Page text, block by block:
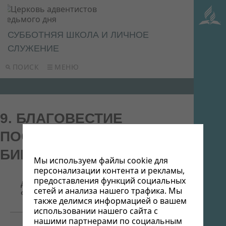
ПОИСК МЕНЮ
СУББОТНЯЯ ШКОЛА И ЛИЧНОЕ
СЛУЖЕНИЕ
9. БЛАГОВЕСТИЕ
ПОСРЕДСТВОМ
БИБЛЕЙСКОЙ БЕСЕДЫ
Дата
файла
Название/
Ссылка для
скачивания
Описание
Мы используем файлы cookie для
персонализации контента и рекламы,
предоставления функций социальных
сетей и анализа нашего трафика. Мы
также делимся информацией о вашем
использовании нашего сайта с
нашими партнерами по социальным